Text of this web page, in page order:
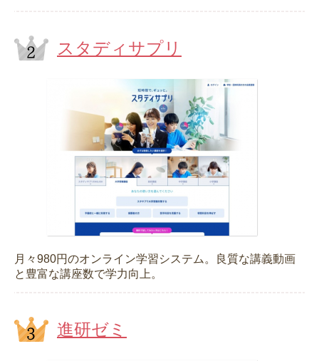
スタディサプリ
月々980円のオンライン学習システム。良質な講義動画
と豊富な講座数で学力向上。
進研ゼミ